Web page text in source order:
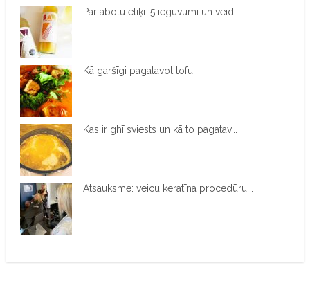
Par ābolu etiķi. 5 ieguvumi un veid...
Kā garšīgi pagatavot tofu
Kas ir ghī sviests un kā to pagatav...
Atsauksme: veicu keratīna procedūru...